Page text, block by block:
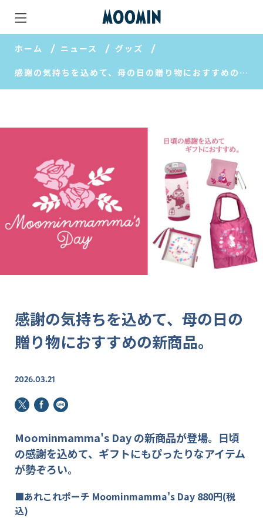
ホーム ニュース グッズ
感謝の気持ちを込めて、母の日の贈り物におすすめの新商品。
感謝の気持ちを込めて、母の日の
贈り物におすすめの新商品。
2026.03.21
Moominmamma's Day の新商品が登場。日頃
の感謝を込めて、ギフトにもぴったりなアイテム
が勢ぞろい。
■あれこれポーチ Moominmamma's Day 880円(税
込)